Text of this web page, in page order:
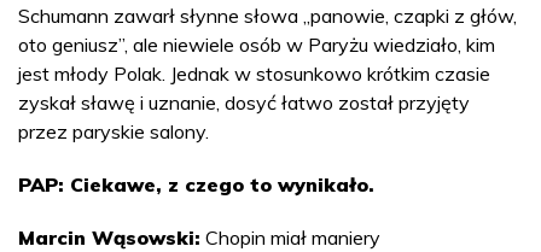
Schumann zawarł słynne słowa „panowie, czapki z głów,
oto geniusz”, ale niewiele osób w Paryżu wiedziało, kim
jest młody Polak. Jednak w stosunkowo krótkim czasie
zyskał sławę i uznanie, dosyć łatwo został przyjęty
przez paryskie salony.
PAP: Ciekawe, z czego to wynikało.
Marcin Wąsowski: Chopin miał maniery